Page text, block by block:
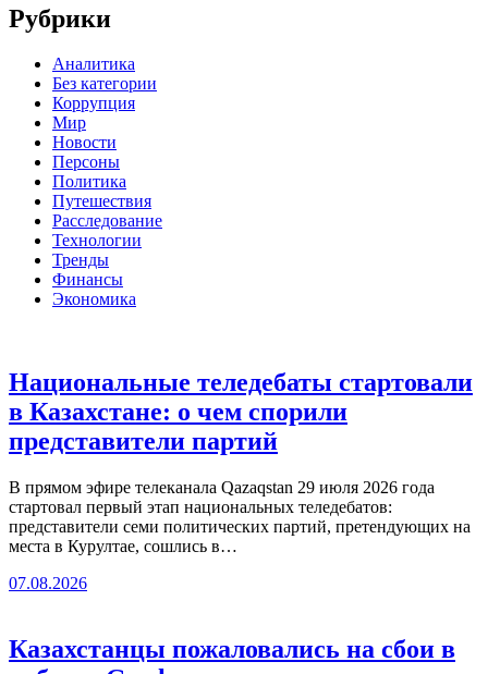
Рубрики
Аналитика
Без категории
Коррупция
Мир
Новости
Персоны
Политика
Путешествия
Расследование
Технологии
Тренды
Финансы
Экономика
Национальные теледебаты стартовали
в Казахстане: о чем спорили
представители партий
В прямом эфире телеканала Qazaqstan 29 июля 2026 года
стартовал первый этап национальных теледебатов:
представители семи политических партий, претендующих на
места в Курултае, сошлись в…
07.08.2026
Казахстанцы пожаловались на сбои в